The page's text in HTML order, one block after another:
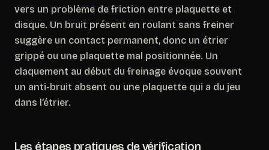
vers un problème de friction entre plaquette et
disque. Un bruit présent en roulant sans freiner
suggère un contact permanent, donc un étrier
grippé ou une plaquette mal positionnée. Un
claquement au début du freinage évoque souvent
un anti-bruit absent ou une plaquette qui a du jeu
dans l’étrier.
Les étapes pratiques de vérification